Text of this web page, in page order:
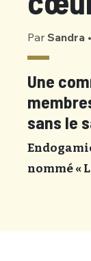
Par Sandra •
Une
sans le
nommé «